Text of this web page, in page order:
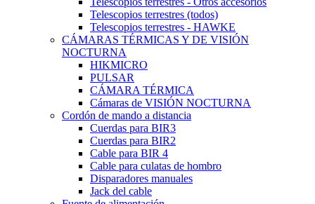
Telescopios terrestres (todos)
Telescopios terrestres - HAWKE
CÁMARAS TÉRMICAS Y DE VISIÓN
NOCTURNA
HIKMICRO
PULSAR
CÁMARA TÉRMICA
Cámaras de VISIÓN NOCTURNA
Cordón de mando a distancia
Cuerdas para BIR3
Cuerdas para BIR2
Cable para BIR 4
Cable para culatas de hombro
Disparadores manuales
Jack del cable